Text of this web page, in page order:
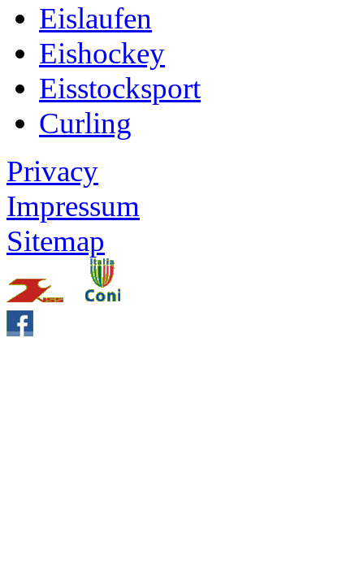
Eislaufen
Eishockey
Eisstocksport
Curling
Privacy
Impressum
Sitemap